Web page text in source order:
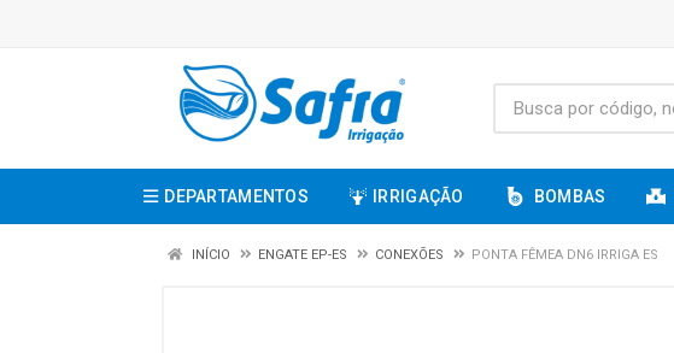
DEPARTAMENTOS IRRIGAÇÃO BOMBAS
INÍCIO ENGATE EP-ES CONEXÕES PONTA FÊMEA DN6 IRRIGA ES